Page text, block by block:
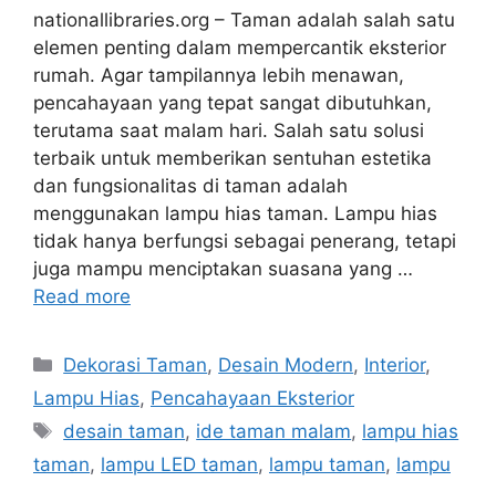
nationallibraries.org – Taman adalah salah satu
elemen penting dalam mempercantik eksterior
rumah. Agar tampilannya lebih menawan,
pencahayaan yang tepat sangat dibutuhkan,
terutama saat malam hari. Salah satu solusi
terbaik untuk memberikan sentuhan estetika
dan fungsionalitas di taman adalah
menggunakan lampu hias taman. Lampu hias
tidak hanya berfungsi sebagai penerang, tetapi
juga mampu menciptakan suasana yang …
Read more
Categories
Dekorasi Taman, Desain Modern, Interior,
Lampu Hias, Pencahayaan Eksterior
Tags
desain taman, ide taman malam, lampu hias
taman, lampu LED taman, lampu taman, lampu